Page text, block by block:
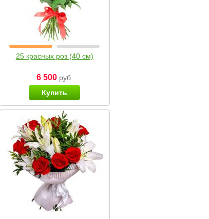
25 красных роз (40 см)
6 500руб.
Купить